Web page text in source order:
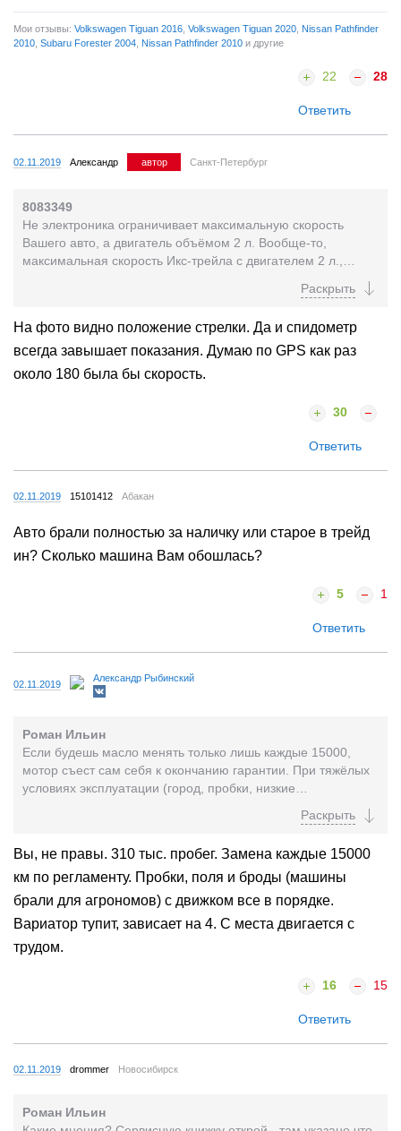
Мои отзывы: Volkswagen Tiguan 2016 Volkswagen Tiguan 2020 Nissan Pathfinder
2010 Subaru Forester 2004 Nissan Pathfinder 2010 и другие
22 28
Ответить
02.11.2019 Александр автор Санкт-Петербург
8083349
Не электроника ограничивает максимальную скорость
Вашего авто, а двигатель объёмом 2 л. Вообще-то,
максимальная скорость Икс-трейла с двигателем 2 л.,
На фото видно положение стрелки. Да и спидометр
всегда завышает показания. Думаю по GPS как раз
около 180 была бы скорость.
30
Ответить
02.11.2019 15101412 Абакан
Авто брали полностью за наличку или старое в трейд
ин? Сколько машина Вам обошлась?
5 1
Ответить
02.11.2019
Александр Рыбинский
Роман Ильин
Если будешь масло менять только лишь каждые 15000,
мотор съест сам себя к окончанию гарантии. При тяжёлых
условиях эксплуатации (город, пробки, низкие
Вы, не правы. 310 тыс. пробег. Замена каждые 15000
км по регламенту. Пробки, поля и броды (машины
брали для агрономов) с движком все в порядке.
Вариатор тупит, зависает на 4. С места двигается с
трудом.
16 15
Ответить
02.11.2019 drommer Новосибирск
Роман Ильин